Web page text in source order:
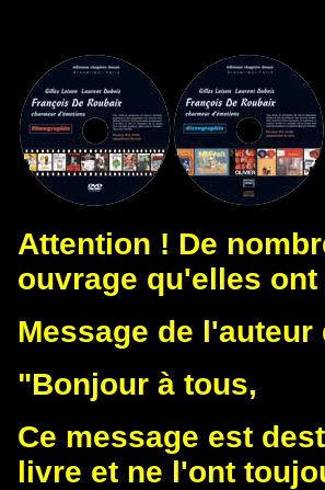
Attention ! De
ouvrage qu'elles
Message de
"Bonjour à tous,
Ce message est
livre et ne l'ont